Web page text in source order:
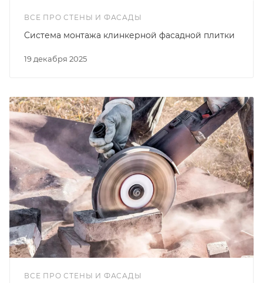
ВСЕ ПРО СТЕНЫ И ФАСАДЫ
19 декабря 2025
Cистема монтажа клинкерной фасадной плитки
ВСЕ ПРО СТЕНЫ И ФАСАДЫ